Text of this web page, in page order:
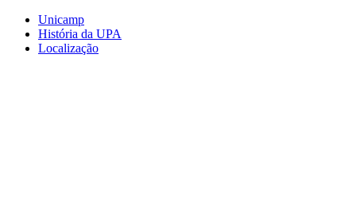
Conteúdo principal
Unicamp
História da UPA
Localização